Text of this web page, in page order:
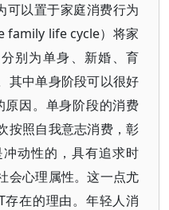
可以置于家庭消费行为
family life cycle）将家
别为单身、新婚、育
其中单身阶段可以很好
原因。单身阶段的消费
按照自我意志消费，彰
动性的，具有追求时
会心理属性。这一点尤
存在的理由。年轻人消